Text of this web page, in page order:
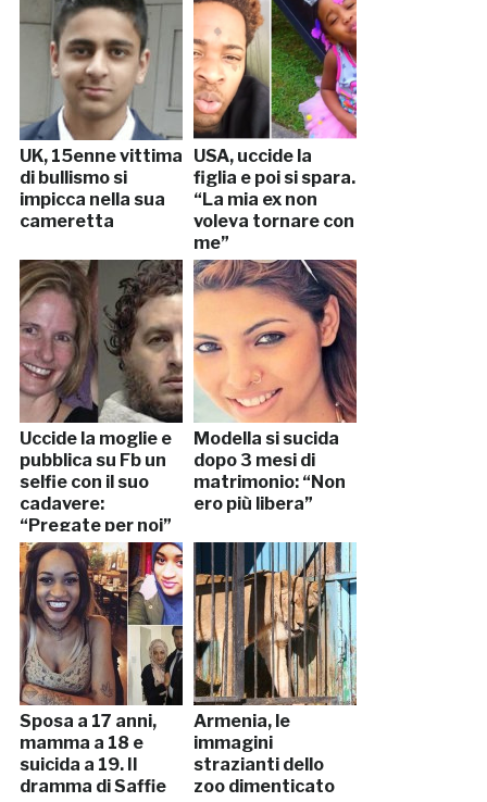
UK, 15enne vittima
di bullismo si
impicca nella sua
cameretta
USA, uccide la
figlia e poi si spara.
“La mia ex non
voleva tornare con
me”
Uccide la moglie e
pubblica su Fb un
selfie con il suo
cadavere:
“Pregate per noi”
Modella si sucida
dopo 3 mesi di
matrimonio: “Non
ero più libera”
Sposa a 17 anni,
mamma a 18 e
suicida a 19. Il
dramma di Saffie
Armenia, le
immagini
strazianti dello
zoo dimenticato